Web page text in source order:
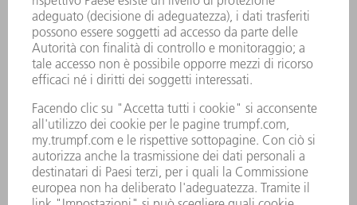
garantiscono istruzioni di lavoro univoche. La disponibilità di
pezzi da fasi di lavoro precedenti necessarie per l'ordine
di produzione viene visualizzata tramite web app. Nessuna
domanda rimane quindi senza risposta. Il completamento
dell'ordine viene segnalato digitalmente al sistema
premendo un pulsante.
Analytics